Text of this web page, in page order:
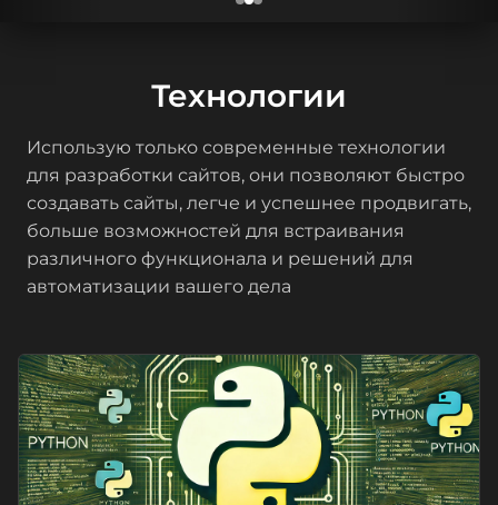
Технологии
Использую только современные технологии
для разработки сайтов, они позволяют быстро
создавать сайты, легче и успешнее продвигать,
больше возможностей для встраивания
различного функционала и решений для
автоматизации вашего дела